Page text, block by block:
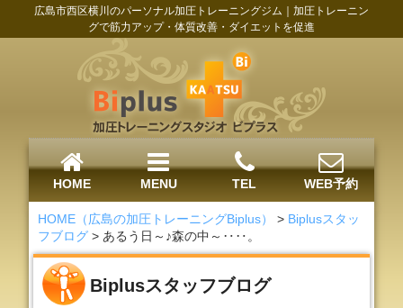
広島市西区横川のパーソナル加圧トレーニングジム｜加圧トレーニン
グで筋力アップ・体質改善・ダイエットを促進
HOME MENU TEL WEB予約
HOME（広島の加圧トレーニングBiplus） > Biplusスタッ
フブログ > あるう日～♪森の中～‥‥。
Biplusスタッフブログ